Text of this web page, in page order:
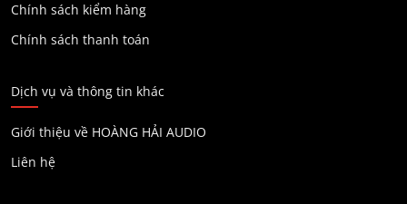
Chính sách kiểm hàng
Chính sách thanh toán
Dịch vụ và thông tin khác
Giới thiệu về HOÀNG HẢI AUDIO
Liên hệ